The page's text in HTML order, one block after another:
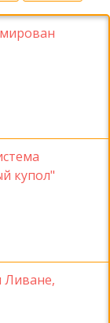
купол"
Ливане,